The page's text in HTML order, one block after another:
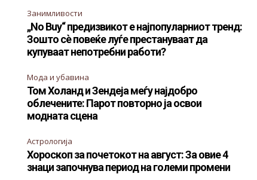
Занимливости
„No Buy“ предизвикот е најпопуларниот тренд:
Зошто сè повеќе луѓе престануваат да
купуваат непотребни работи?
Мода и убавина
Том Холанд и Зендеја меѓу најдобро
облечените: Парот повторно ја освои
модната сцена
Астрологија
Хороскоп за почетокот на август: За овие 4
знаци започнува период на големи промени